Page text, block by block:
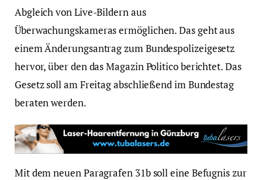
Abgleich von Live-Bildern aus
Überwachungskameras ermöglichen. Das geht aus
einem Änderungsantrag zum Bundespolizeigesetz
hervor, über den das Magazin Politico berichtet. Das
Gesetz soll am Freitag abschließend im Bundestag
beraten werden.
Mit dem neuen Paragrafen 31b soll eine Befugnis zur